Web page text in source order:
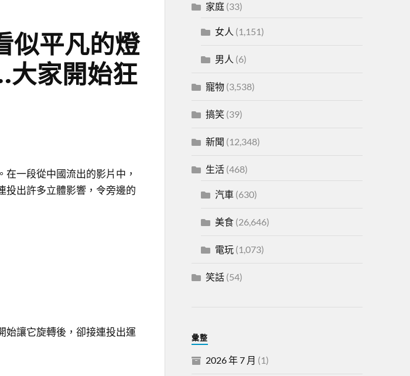
似平凡的燈
家開始狂
一段從中國流出的影片中，
投出許多立體影響，令旁邊的
讓它旋轉後，卻接連投出運
家庭(33)
女人 (1,151)
男人 (6)
寵物(3,538)
搞笑(39)
新聞 (12,348)
生活(468)
汽車(630)
美食(26,646)
電玩(1,073)
笑話(54)
彙整
2026 年 7 月 (1)